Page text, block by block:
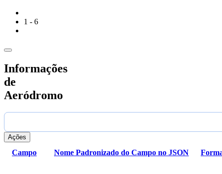
1 - 6
Informações
de
Aeródromo
Ações
Campo Nome Padronizado do Campo no JSON